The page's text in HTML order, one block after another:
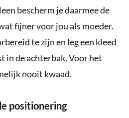
bescherm je daarmee de
fijner voor jou als moeder.
te zijn en leg een kleed
in de achterbak. Voor het
nooit kwaad.
positionering